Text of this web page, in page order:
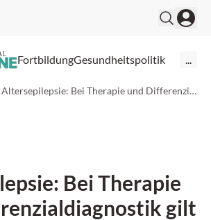
FortbildungGesundheitspolitik ...
Altersepilepsie: Bei Therapie und Differenzialdiagnostik gilt es Besonderheiten zu beachten
Bei Therapie
gilt